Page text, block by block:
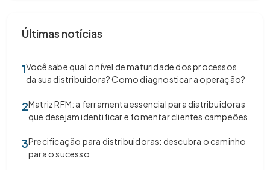
Últimas notícias
1Você sabe qual o nível de maturidade dos processos
da sua distribuidora? Como diagnosticar a operação?
2Matriz RFM: a ferramenta essencial para distribuidoras
que desejam identificar e fomentar clientes campeões
3Precificação para distribuidoras: descubra o caminho
para o sucesso